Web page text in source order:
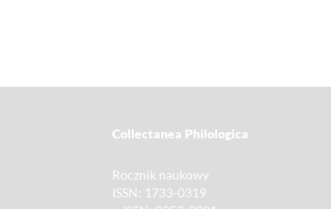
Collectanea Philologica
Rocznik naukowy
ISSN: 1733-0319